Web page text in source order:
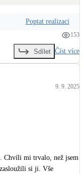
Poptat realizaci
153
Sdílet Číst více
9. 9. 2025
Chvíli mi trvalo, než jsem
si ji. Vše